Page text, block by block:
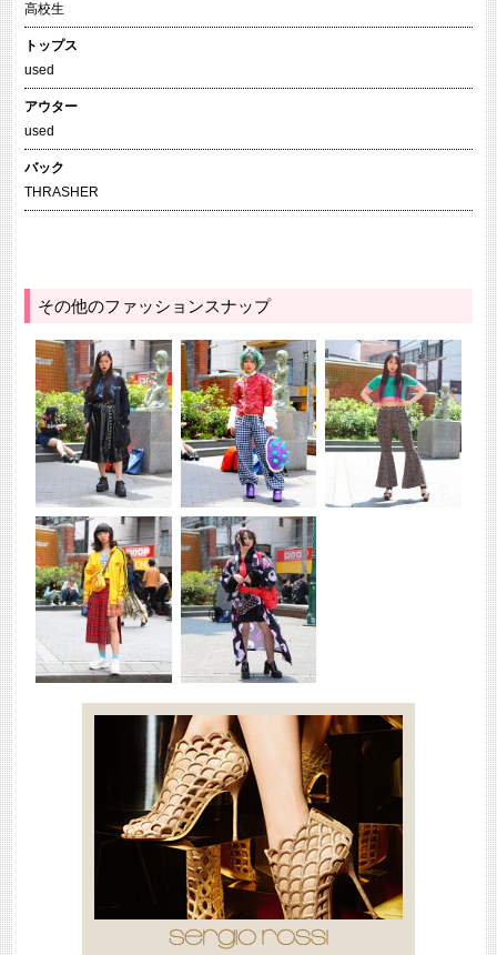
高校生
トップス
used
アウター
used
バック
THRASHER
その他のファッションスナップ